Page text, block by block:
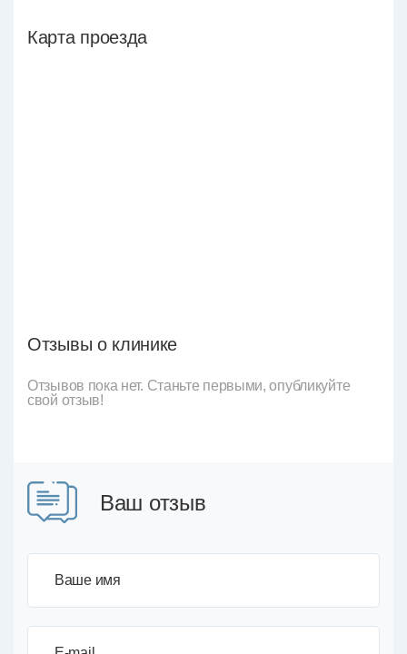
Карта проезда
Отзывы о клинике
Отзывов пока нет. Станьте первыми, опубликуйте
свой отзыв!
Ваш отзыв
Ваше имя